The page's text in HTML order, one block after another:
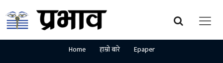
Home हाम्रो बारे Epaper